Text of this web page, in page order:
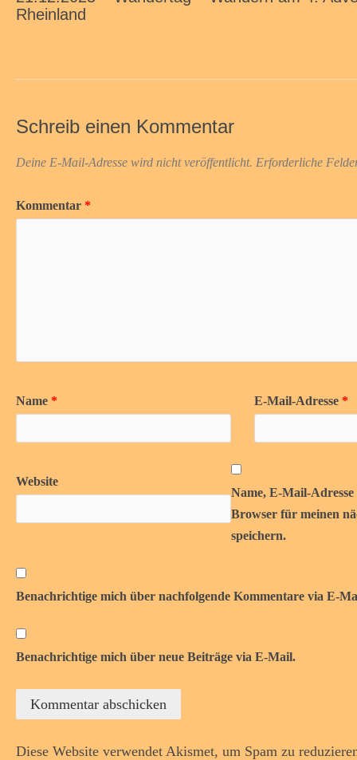
Rheinland
Schreib einen Kommentar
Deine E-Mail-Adresse wird nicht veröffentlicht. Erforderliche
Kommentar *
Name * E-Mail-Adresse *
Website
Name, E-Mail-
Browser für meinen
speichern.
Benachrichtige mich über nachfolgende Kommentare via E-
Benachrichtige mich über neue Beiträge via E-Mail.
Diese Website verwendet Akismet, um Spam zu